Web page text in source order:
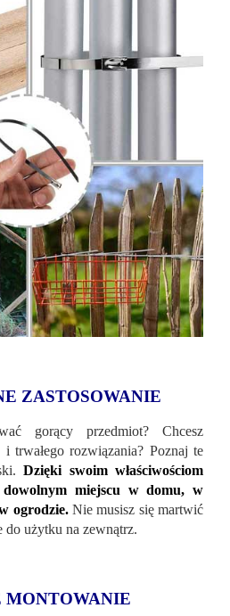
ZASTOSOWANIE
gorący przedmiot? Chcesz
trwałego rozwiązania? Poznaj te
Dzięki swoim właściwościom
miejscu w domu, w
ogrodzie.Nie musisz się martwić
do użytku na zewnątrz.
MONTOWANIE